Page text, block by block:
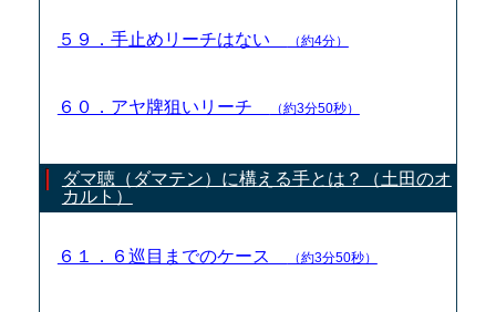
５９．手止めリーチはない （約4分）
６０．アヤ牌狙いリーチ （約3分50秒）
ダマ聴（ダマテン）に構える手とは？（土田のオ
カルト）
６１．６巡目までのケース （約3分50秒）